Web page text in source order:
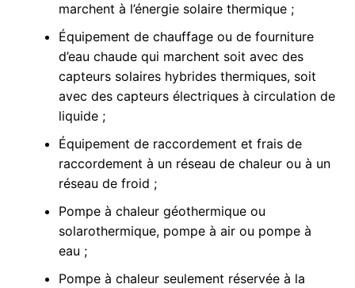
marchent à l’énergie solaire thermique ;
Équipement de chauffage ou de fourniture
d’eau chaude qui marchent soit avec des
capteurs solaires hybrides thermiques, soit
avec des capteurs électriques à circulation de
liquide ;
Équipement de raccordement et frais de
raccordement à un réseau de chaleur ou à un
réseau de froid ;
Pompe à chaleur géothermique ou
solarothermique, pompe à air ou pompe à
eau ;
Pompe à chaleur seulement réservée à la